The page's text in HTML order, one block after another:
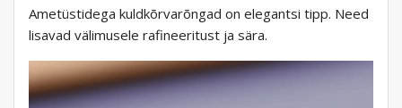
Ametüstidega kuldkõrvarõngad on elegantsi tipp. Need
lisavad välimusele rafineeritust ja sära.